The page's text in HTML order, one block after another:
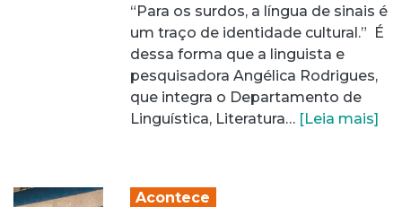
“Para os surdos, a língua de sinais é
um traço de identidade cultural.” É
dessa forma que a linguista e
pesquisadora Angélica Rodrigues,
que integra o Departamento de
Linguística, Literatura… [Leia mais]
Acontece